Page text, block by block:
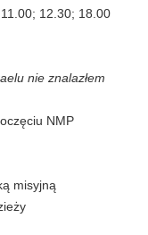
12.30; 18.00
nie znalazłem
NMP
misyjną